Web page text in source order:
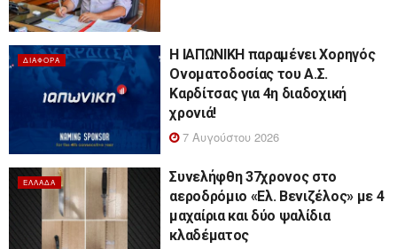
ΔΙΆΦΟΡΑ
Η ΙΑΠΩΝΙΚΗ παραμένει Χορηγός
Ονοματοδοσίας του Α.Σ.
Καρδίτσας για 4η διαδοχική
χρονιά!
7 Αυγούστου 2026
ΕΛΛΆΔΑ
Συνελήφθη 37χρονος στο
αεροδρόμιο «Ελ. Βενιζέλος» με 4
μαχαίρια και δύο ψαλίδια
κλαδέματος